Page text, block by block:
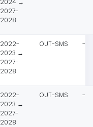
2024 →
2027-
2028
2022-
2023 →
2027-
2028
OUT-SMS -
2022-
2023 →
2027-
2028
OUT-SMS -